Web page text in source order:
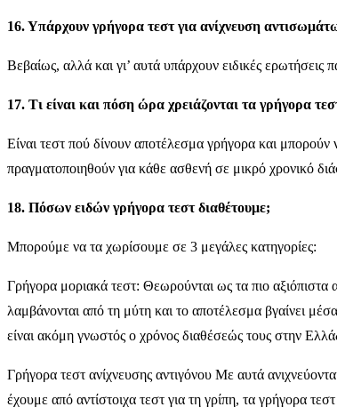
16. Υπάρχουν γρήγορα τεστ για ανίχνευση
Βεβαίως, αλλά και γι’ αυτά υπάρχουν ειδικές ερωτήσεις
17. Τι είναι και πόση ώρα χρειάζονται τα γρήγορα
Είναι τεστ πού δίνουν αποτέλεσμα γρήγορα και
πραγματοποιηθούν για κάθε ασθενή σε μικρό χρονικό
18. Πόσων ειδών γρήγορα τεστ διαθέτουμε;
Μπορούμε να τα χωρίσουμε σε 3 μεγάλες κατηγορίες:
Γρήγορα μοριακά τεστ: Θεωρούνται ως τα πιο αξιόπιστα
λαμβάνονται από τη μύτη και το αποτέλεσμα βγαίνει
είναι ακόμη γνωστός ο χρόνος διαθέσεώς τους στην
Γρήγορα τεστ ανίχνευσης αντιγόνου Με αυτά
έχουμε από αντίστοιχα τεστ για τη γρίπη, τα γρήγορα